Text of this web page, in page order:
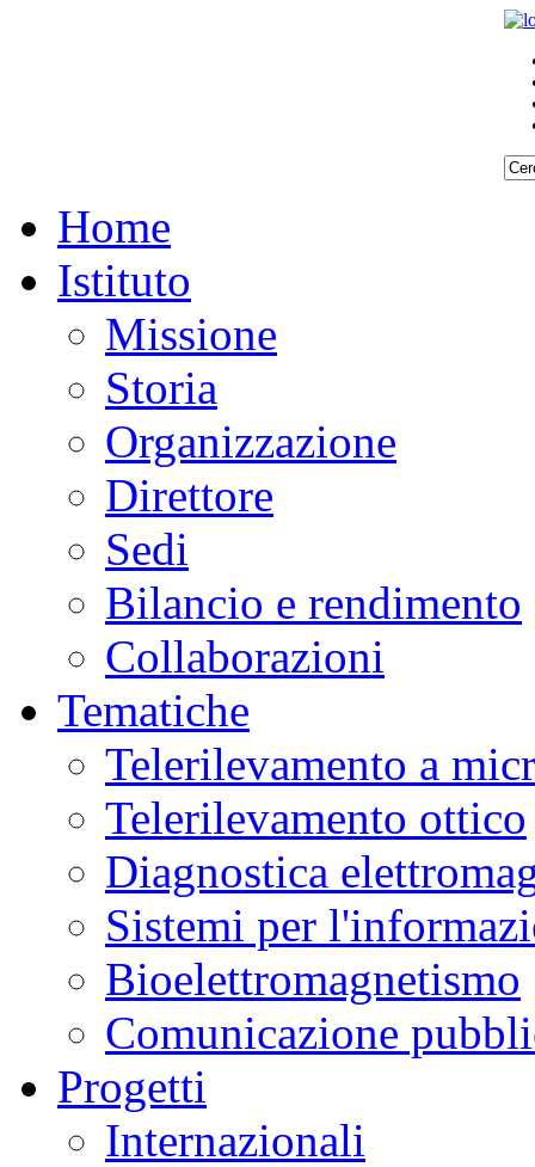
Home
Istituto
Missione
Storia
Organizzazione
Direttore
Sedi
Bilancio e rendimento
Collaborazioni
Tematiche
Telerilevamento a
Telerilevamento ottico
Diagnostica
Sistemi per
Bioelettromagnetismo
Comunicazione
Progetti
Internazionali